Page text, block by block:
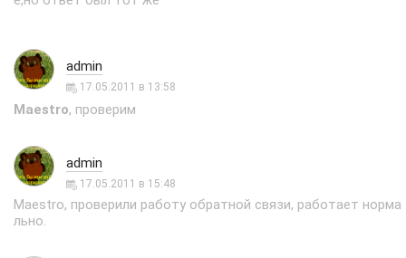
admin
17.05.2011 в 13:58
Maestro, проверим
admin
17.05.2011 в 15:48
Maestro, проверили работу обратной связи, работает норма
льно.